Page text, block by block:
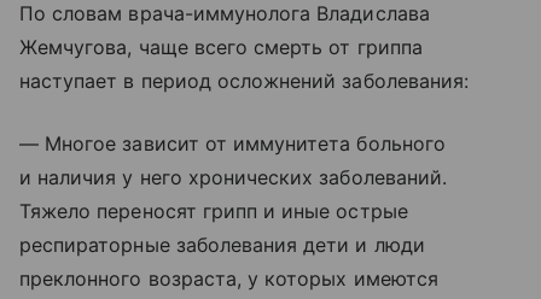
По словам врача-иммунолога Владислава
Жемчугова, чаще всего смерть от гриппа
наступает в период осложнений заболевания:
— Многое зависит от иммунитета больного
и наличия у него хронических заболеваний.
Тяжело переносят грипп и иные острые
респираторные заболевания дети и люди
преклонного возраста, у которых имеются